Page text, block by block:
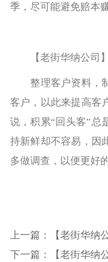
季，尽可能避免赔本
【老街华纳公司】
整理客户资料，制
客户，以此来提高客
说，积累“回头客”总
持新鲜却不容易，因
多做调查，以便更好